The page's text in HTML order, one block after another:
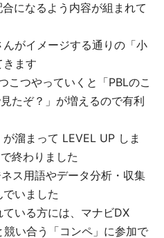
になるよう内容が組まれて
んがイメージする通りの「小
きます
こつやっていくと「PBLのこ
たぞ？」が増えるので有利
溜まって LEVEL UP しま
終わりました
ス用語やデータ分析・収集
いました
いる方には、マナビDX
い合う「コンペ」に参加で